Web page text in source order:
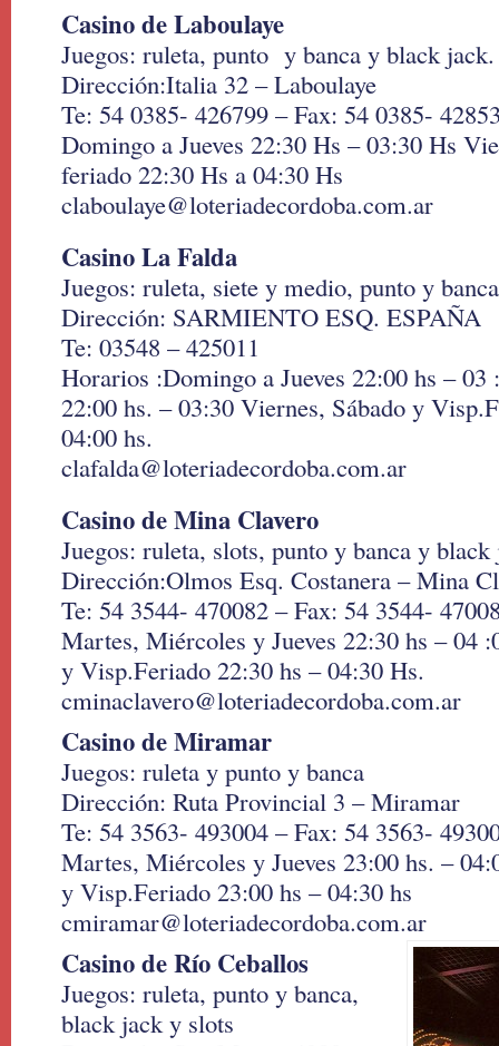
Casino de Laboulaye
Juegos: ruleta, punto y banca y black jack.
Dirección:Italia 32 – Laboulaye
Te: 54 0385- 426799 – Fax: 54 0385-
Domingo a Jueves 22:30 Hs – 03:30 Hs
feriado 22:30 Hs a 04:30 Hs
claboulaye@loteriadecordoba.com.ar
Casino La Falda
Juegos: ruleta, siete y medio, punto y
Dirección: SARMIENTO ESQ. ESPAÑA
Te: 03548 – 425011
Horarios :Domingo a Jueves 22:00 hs –
22:00 hs. – 03:30 Viernes, Sábado y
04:00 hs.
clafalda@loteriadecordoba.com.ar
Casino de Mina Clavero
Juegos: ruleta, slots, punto y banca y black
Dirección:Olmos Esq. Costanera – Mina
Te: 54 3544- 470082 – Fax: 54 3544-
Martes, Miércoles y Jueves 22:30 hs – 04
y Visp.Feriado 22:30 hs – 04:30 Hs.
cminaclavero@loteriadecordoba.com.ar
Casino de Miramar
Juegos: ruleta y punto y banca
Dirección: Ruta Provincial 3 – Miramar
Te: 54 3563- 493004 – Fax: 54 3563-
Martes, Miércoles y Jueves 23:00 hs. –
y Visp.Feriado 23:00 hs – 04:30 hs
cmiramar@loteriadecordoba.com.ar
Casino de Río Ceballos
Juegos: ruleta, punto y banca,
black jack y slots